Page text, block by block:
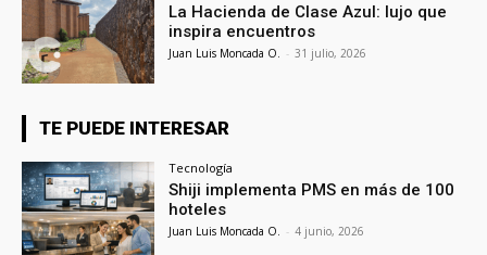
La Hacienda de Clase Azul: lujo que
inspira encuentros
Juan Luis Moncada O. - 31 julio, 2026
TE PUEDE INTERESAR
Tecnología
Shiji implementa PMS en más de 100
hoteles
Juan Luis Moncada O. - 4 junio, 2026